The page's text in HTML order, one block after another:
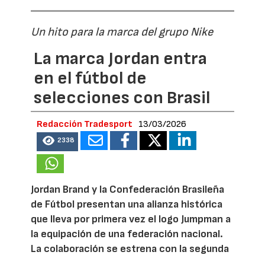
Un hito para la marca del grupo Nike
La marca Jordan entra
en el fútbol de
selecciones con Brasil
Redacción Tradesport 13/03/2026
2338
Jordan Brand y la Confederación Brasileña
de Fútbol presentan una alianza histórica
que lleva por primera vez el logo Jumpman a
la equipación de una federación nacional.
La colaboración se estrena con la segunda